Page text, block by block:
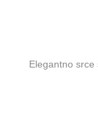
Elegantno srce